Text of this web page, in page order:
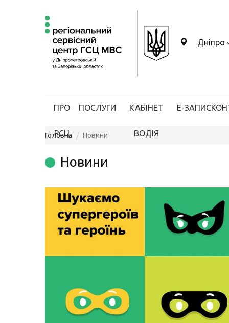
Дніпро
ПРО
РСЦ
ПОСЛУГИ КАБІНЕТ
ВОДІЯ
Е-ЗАПИС
Головна Новини
Новини